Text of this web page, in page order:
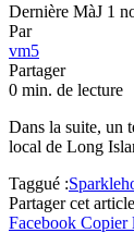
Dernière MàJ 1
Par
vm5
Partager
0 min. de lecture
Dans la suite, un
local de Long
Taggué :
Partager cet article
Facebook Copier